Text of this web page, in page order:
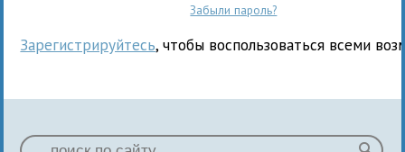
Забыли пароль?
Зарегистрируйтесь, чтобы воспользоваться всеми